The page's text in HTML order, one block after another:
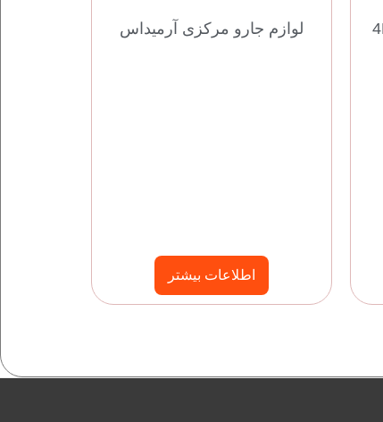
لوازم جارو مرکزی آرمیداس
اطلاعات بیشتر